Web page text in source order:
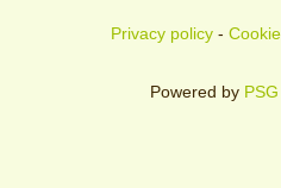
Privacy policy-
Powered by PSG